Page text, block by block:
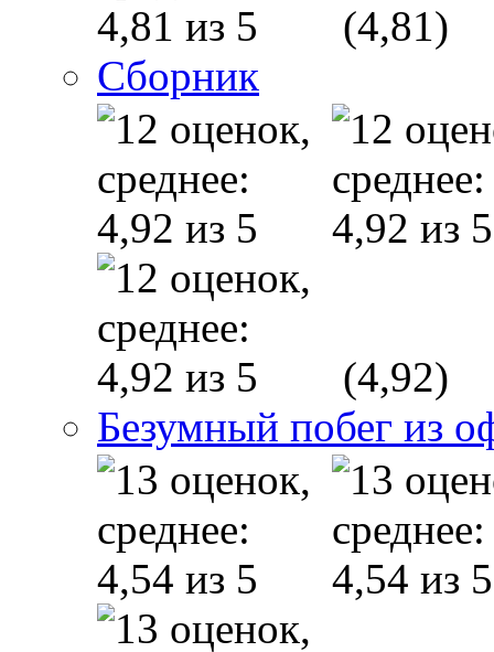
(4,81)
Сборник
(4,92)
Безумный побег из